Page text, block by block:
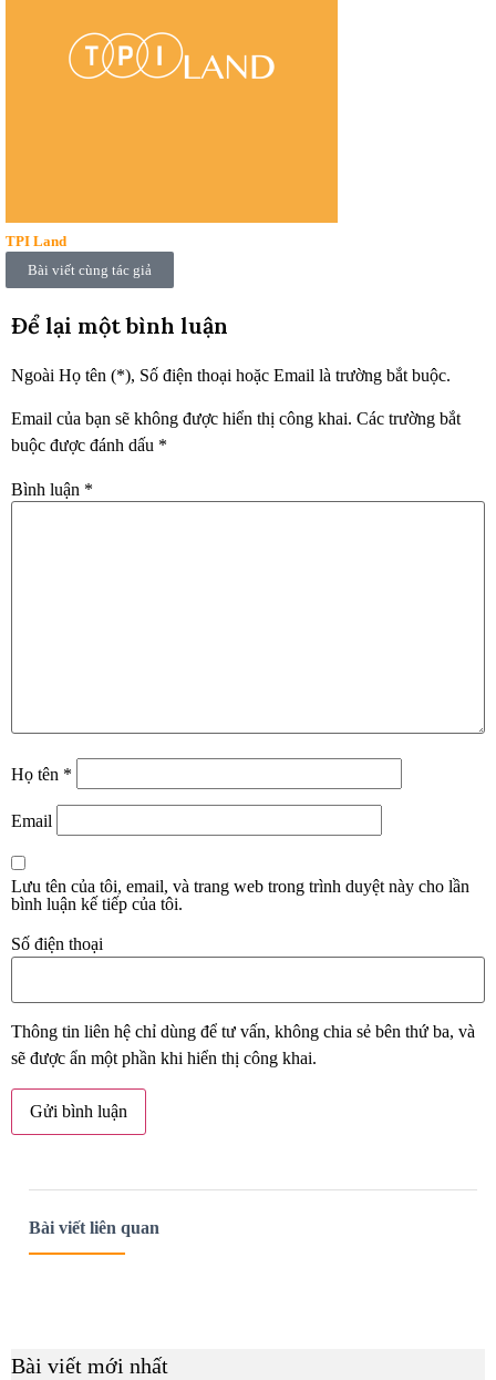
TPI Land
Bài viết cùng tác giả
Để lại một bình luận
Ngoài Họ tên (*), Số điện thoại hoặc Email là trường bắt buộc.
Email của bạn sẽ không được hiển thị công khai. Các trường bắt
buộc được đánh dấu *
Bình luận *
Họ tên *
Email
Lưu tên của tôi, email, và trang web trong trình duyệt này cho lần
bình luận kế tiếp của tôi.
Số điện thoại
Thông tin liên hệ chỉ dùng để tư vấn, không chia sẻ bên thứ ba, và
sẽ được ẩn một phần khi hiển thị công khai.
Bài viết liên quan
Bài viết mới nhất